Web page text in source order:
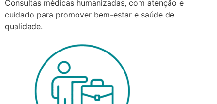
Consultas médicas humanizadas, com atenção e
cuidado para promover bem-estar e saúde de
qualidade.